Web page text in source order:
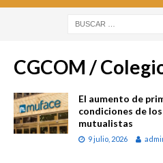
CGCOM /
El aumento de
condiciones de
mutualistas
9 julio, 2026